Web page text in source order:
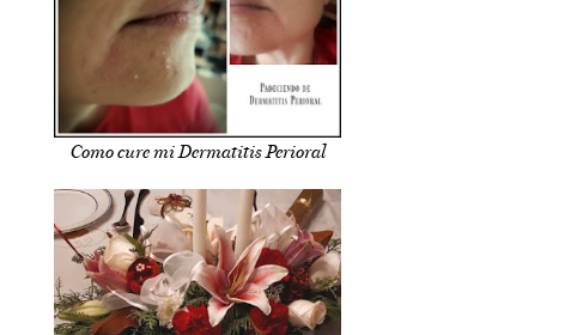
Como cure mi Dermatitis Perioral